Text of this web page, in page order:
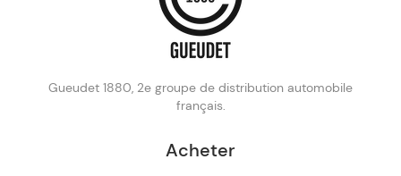
Gueudet 1880, 2e groupe de distribution automobile
français.
Acheter